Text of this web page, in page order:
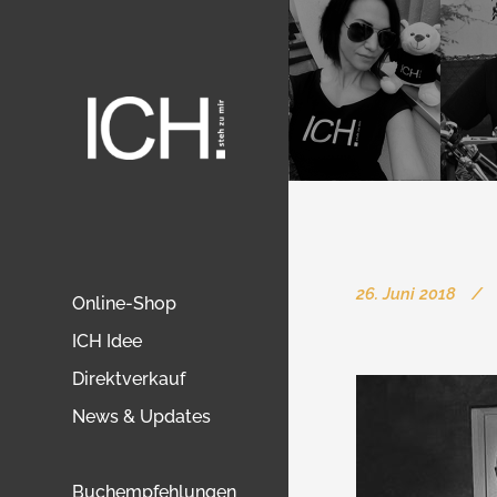
Online-Shop
ICH Idee
Direktverkauf
News & Updates
Buchempfehlungen
26. Juni 2018